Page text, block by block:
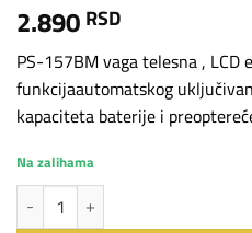
2.890 RSD
PS-157BM vaga telesna , LCD
funkcijaautomatskog
kapaciteta baterije i
Na zalihama
VIVAX HOME vaga telesna PS-